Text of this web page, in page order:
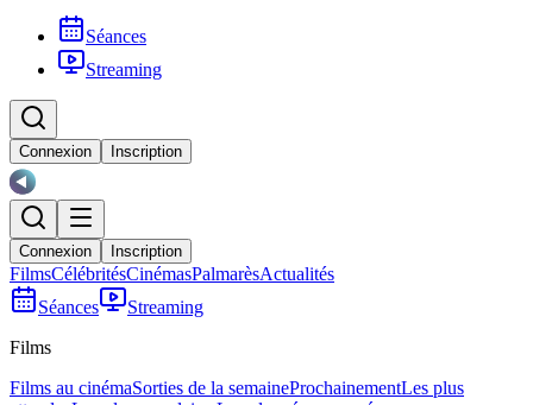
Séances
Streaming
Connexion Inscription
Connexion Inscription
FilmsCélébritésCinémasPalmarèsActualités
Séances
Streaming
Films
Films au cinémaSorties de la semaineProchainementLes plus